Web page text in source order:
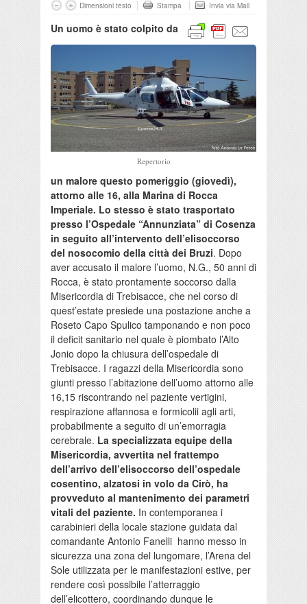
Dimensioni testo Stampa Invia via Mail
Repertorio
Un uomo è stato colpito da
un malore questo pomeriggio (giovedì),
attorno alle 16, alla Marina di Rocca
Imperiale. Lo stesso è stato trasportato
presso l’Ospedale “Annunziata” di Cosenza
in seguito all’intervento dell’elisoccorso
del nosocomio della città dei Bruzi. Dopo
aver accusato il malore l’uomo, N.G., 50 anni di
Rocca, è stato prontamente soccorso dalla
Misericordia di Trebisacce, che nel corso di
quest’estate presiede una postazione anche a
Roseto Capo Spulico tamponando e non poco
il deficit sanitario nel quale è piombato l’Alto
Jonio dopo la chiusura dell’ospedale di
Trebisacce. I ragazzi della Misericordia sono
giunti presso l’abitazione dell’uomo attorno alle
16,15 riscontrando nel paziente vertigini,
respirazione affannosa e formicolii agli arti,
probabilmente a seguito di un’emorragia
cerebrale. La specializzata equipe della
Misericordia, avvertita nel frattempo
dell’arrivo dell’elisoccorso dell’ospedale
cosentino, alzatosi in volo da Cirò, ha
provveduto al mantenimento dei parametri
vitali del paziente. In contemporanea i
carabinieri della locale stazione guidata dal
comandante Antonio Fanelli hanno messo in
sicurezza una zona del lungomare, l’Arena del
Sole utilizzata per le manifestazioni estive, per
rendere così possibile l’atterraggio
dell’elicottero, coordinando dunque le